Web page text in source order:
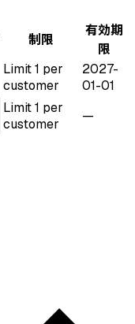
制限
有効期
限
Limit 1 per
customer
2027-
01-01
Limit 1 per
customer
—